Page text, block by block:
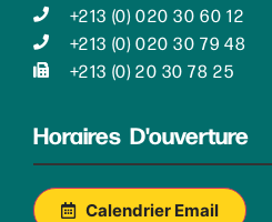
+213 (0) 020 30 60 12
+213 (0) 020 30 79 48
+213 (0) 20 30 78 25
Horaires D'ouverture
Calendrier Email